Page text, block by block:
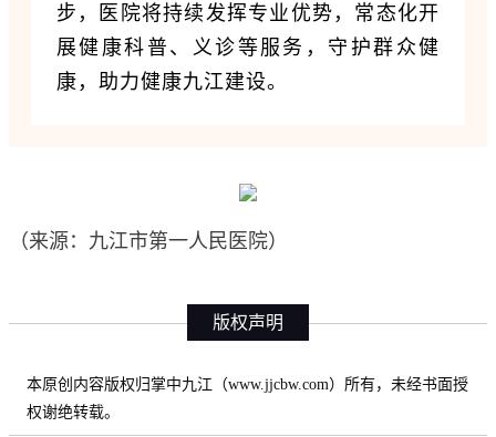
步，医院将持续发挥专业优势，常态化开
展健康科普、义诊等服务，守护群众健
康，助力健康九江建设。
（来源：九江市第一人民医院）
版权声明
本原创内容版权归掌中九江（www.jjcbw.com）所有，未经书面授
权谢绝转载。